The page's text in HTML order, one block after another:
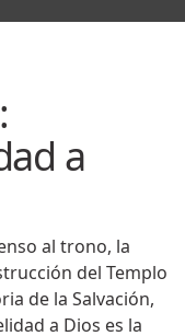
a
al trono, la
del Templo
de la Salvación,
a Dios es la